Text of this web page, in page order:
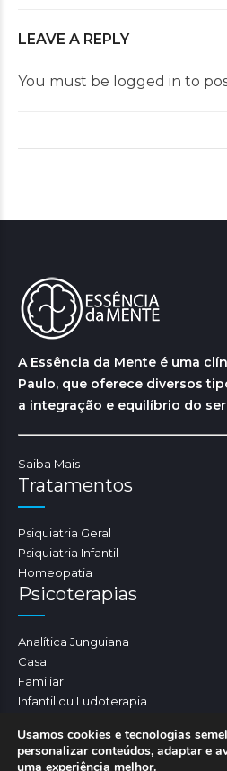
LEAVE A REPLY
You must be logged in to
A Essência da Mente é uma
Paulo, que oferece diversos
a integração e equilíbrio do
Saiba Mais
Tratamentos
Psiquiatria Geral
Psiquiatria Infantil
Homeopatia
Psicoterapias
Analítica Junguiana
Casal
Familiar
Infantil ou Ludoterapia
Usamos cookies e tecnologias
personalizar conteúdos, adaptar e
uma experiência melhor.